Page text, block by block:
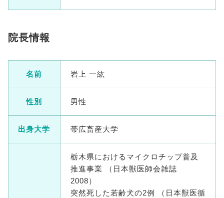
院長情報
名前 岩上 一紘
性別 男性
出身大学 帯広畜産大学
栃木県におけるマイクロチップ普及
推進事業 （日本獣医師会雑誌
2008）
突然死した若齢犬の2例 （日本獣医循